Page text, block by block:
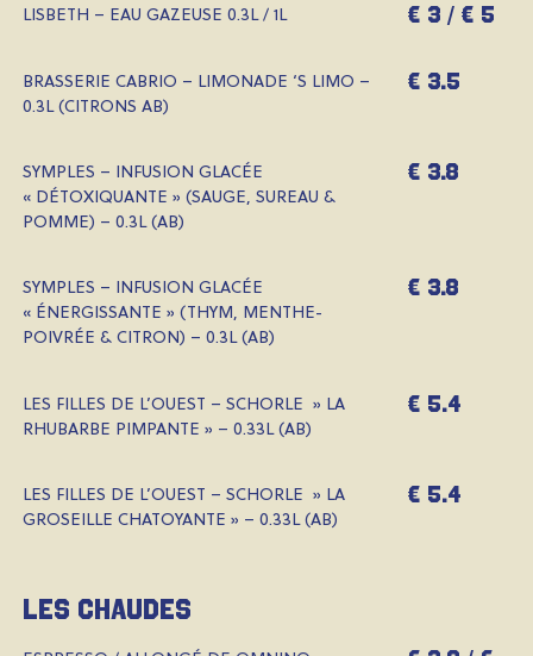
LISBETH – EAU GAZEUSE 0.3L / 1L € 3 / € 5
BRASSERIE CABRIO – LIMONADE ‘S LIMO –
0.3L (CITRONS AB)
€ 3.5
SYMPLES – INFUSION GLACÉE
« DÉTOXIQUANTE » (SAUGE, SUREAU &
POMME) – 0.3L (AB)
€ 3.8
SYMPLES – INFUSION GLACÉE
« ÉNERGISSANTE » (THYM, MENTHE-
POIVRÉE & CITRON) – 0.3L (AB)
€ 3.8
LES FILLES DE L’OUEST – SCHORLE » LA
RHUBARBE PIMPANTE » – 0.33L (AB)
€ 5.4
LES FILLES DE L’OUEST – SCHORLE » LA
GROSEILLE CHATOYANTE » – 0.33L (AB)
€ 5.4
les chaudes